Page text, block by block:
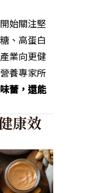
始關注堅
、高蛋白
業向更健
養專家所
蕾，還能
康效